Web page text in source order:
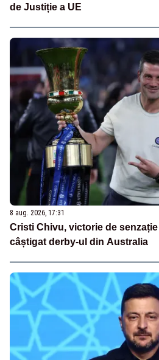
de Justiție a UE
8 aug. 2026, 17:31
Cristi Chivu, victorie de
câștigat derby-ul din Australia